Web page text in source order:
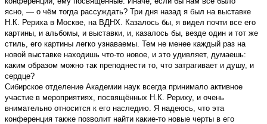
ясно, — о чём тогда рассуждать? Три дня назад я был на выставке
Н.К. Рериха в Москве, на ВДНХ. Казалось бы, я видел почти все его
картины, и альбомы, и выставки, и, казалось бы, везде один и тот же
стиль, его картины легко узнаваемы. Тем не менее каждый раз на
новой выставке находишь что-то новое, и это удивляет, думаешь:
каким образом можно так преподнести то, что затрагивает и душу, и
сердце?
Сибирское отделение Академии наук всегда принимало активное
участие в мероприятиях, посвящённых Н.К. Рериху, и очень
внимательно относится к его наследию. Я надеюсь, что эта
конференция также позволит найти какие-то новые черты в его